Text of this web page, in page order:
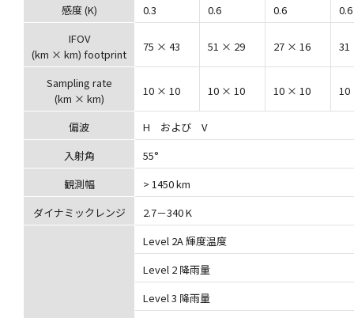
感度 (K) 0.3 0.6 0.6
0.6
IFOV
(km × km) footprint
75 × 43 51 × 29 27 × 16 31
Sampling rate
(km × km)
10 × 10 10 × 10 10 × 10 10
偏波
H および V
入射角
55°
観測幅
> 1450 km
ダイナミックレンジ
2.7－340 K
Level 2A 輝度温度
Level 2 降雨量
Level 3 降雨量